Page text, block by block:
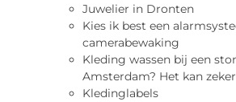
Juwelier in Dronten
Kies ik best een
camerabewaking
Kleding wassen bij een
Amsterdam? Het kan
Kledinglabels